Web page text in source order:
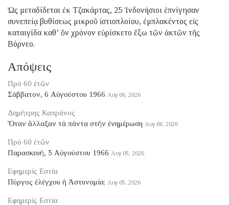
Ὡς μεταδίδεται ἐκ Τζακάρτας, 25 Ἰνδονήσιοι ἐπνίγησαν
συνεπείᾳ βυθίσεως μικροῦ ἱστιοπλοίου, ἐμπλακέντος εἰς
καταιγίδα καθ’ ὅν χρόνον εὑρίσκετο ἔξω τῶν ἀκτῶν τῆς
Βόρνεο.
Απόψεις
Πρό 60 ἐτῶν
Σάββατον, 6 Αὐγούστου 1966 Αυγ 06, 2026
Δημήτρης Καπράνος
Ὅταν ἄλλαξαν τά πάντα στήν ἐνημέρωση Αυγ 06, 2026
Πρό 60 ἐτῶν
Παρασκευή, 5 Αὐγούστου 1966 Αυγ 05, 2026
Εφημερίς Εστία
Πύργος ἐλέγχου ἡ Ἀστυνομία; Αυγ 05, 2026
Εφημερίς Εστία